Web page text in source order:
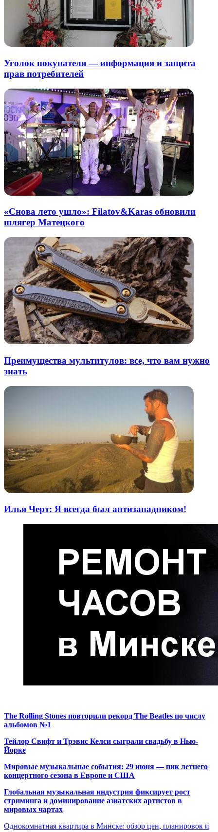
Уголок покупателя — информация и защита
прав потребителей
«Снова лето ушло»: Filatov&Karas обновили
шлягер Матецкого
Преимущества мультитулов: все, что вам нужно
знать
Илья Черт: Я всегда был антизападником!
The Rolling Stones повторили рекорд The Beatles по числу
альбомов №1
Тейлор Свифт и Трэвис Келси сыграли свадьбу в Нью-
Йорке
Мировые музыкальные события: 29 июня — пик летнего
концертного сезона в Европе и США
Глобальная музыкальная индустрия фиксирует рост
стриминга и доминирование азиатских артистов в
мировых чартах
Однокомнатная квартира в Минске: обзор цен, планировок и